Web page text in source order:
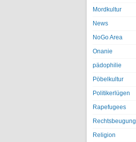
Mordkultur
News
NoGo Area
Onanie
pädophilie
Pöbelkultur
Politikerlügen
Rapefugees
Rechtsbeugung
Religion